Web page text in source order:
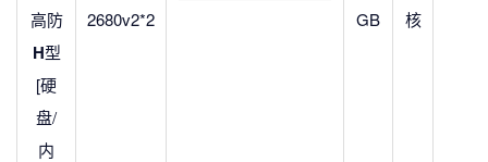
高防
H型
[硬
盘/
内
2680v2*2
GB
核